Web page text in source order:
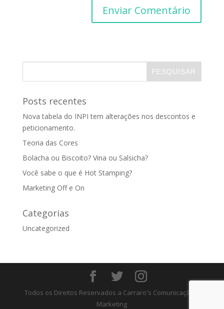
Posts recentes
Nova tabela do INPI tem alterações nos descontos e
peticionamento.
Teoria das Cores
Bolacha ou Biscoito? Vina ou Salsicha?
Você sabe o que é Hot Stamping?
Marketing Off e On
Categorias
Uncategorized
Todos os Direitos Reservados a Carraro's Comunicação e
Marketing